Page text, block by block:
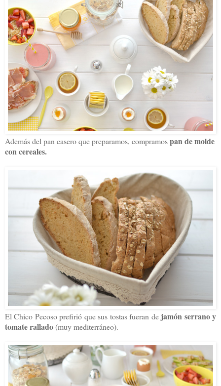
Además del pan casero que preparamos, compramospan de molde
con cereales.
El Chico Pecoso prefirió que sus tostas fueran de jamón serrano y
tomate rallado(muy mediterráneo).